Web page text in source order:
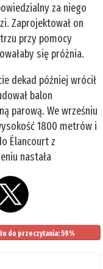
za niego
Zaprojektował on
przy pomocy
się próżnia.
dekad później wrócił
balon
parową. We wrześniu
1800 metrów i
Élancourt z
nastała
do przeczytania: 59%